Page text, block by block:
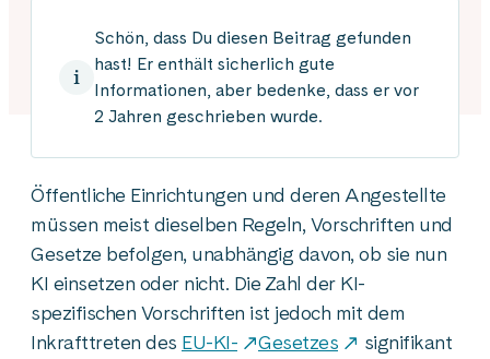
Schön, dass Du diesen Beitrag gefunden
hast! Er enthält sicherlich gute
Informationen, aber bedenke, dass er vor
2 Jahren geschrieben wurde.
Öffentliche Einrichtungen und deren Angestellte
müssen meist dieselben Regeln, Vorschriften und
Gesetze befolgen, unabhängig davon, ob sie nun
KI einsetzen oder nicht. Die Zahl der KI-
spezifischen Vorschriften ist jedoch mit dem
Inkrafttreten des EU-KI- Gesetzes
signifikant